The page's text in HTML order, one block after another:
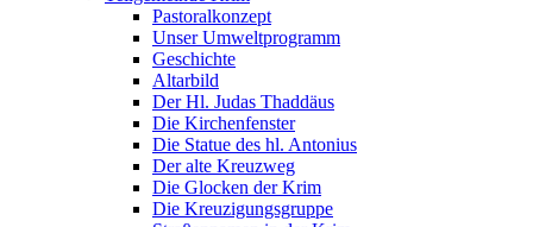
Pastoralkonzept
Unser Umweltprogramm
Geschichte
Altarbild
Der Hl. Judas Thaddäus
Die Kirchenfenster
Die Statue des hl. Antonius
Der alte Kreuzweg
Die Glocken der Krim
Die Kreuzigungsgruppe